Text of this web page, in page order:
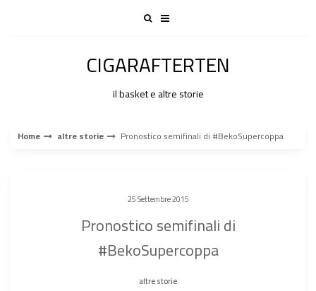
CIGARAFTERTEN
il basket e altre storie
Home altre storie Pronostico semifinali di #BekoSupercoppa
25 Settembre 2015
Pronostico semifinali di
#BekoSupercoppa
altre storie